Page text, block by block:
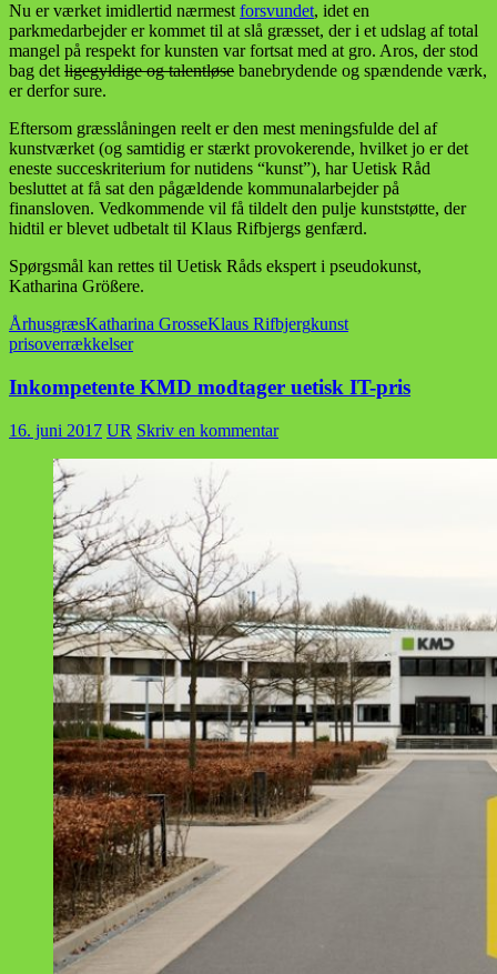
Nu er værket imidlertid nærmest forsvundet, idet en
parkmedarbejder er kommet til at slå græsset, der i et udslag af total
mangel på respekt for kunsten var fortsat med at gro. Aros, der stod
bag det ligegyldige og talentløse banebrydende og spændende værk,
er derfor sure.
Eftersom græsslåningen reelt er den mest meningsfulde del af
kunstværket (og samtidig er stærkt provokerende, hvilket jo er det
eneste succeskriterium for nutidens “kunst”), har Uetisk Råd
besluttet at få sat den pågældende kommunalarbejder på
finansloven. Vedkommende vil få tildelt den pulje kunststøtte, der
hidtil er blevet udbetalt til Klaus Rifbjergs genfærd.
Spørgsmål kan rettes til Uetisk Råds ekspert i pseudokunst,
Katharina Größere.
ÅrhusgræsKatharina GrosseKlaus Rifbjergkunst
prisoverrækkelser
Inkompetente KMD modtager uetisk IT-pris
16. juni 2017 UR Skriv en kommentar